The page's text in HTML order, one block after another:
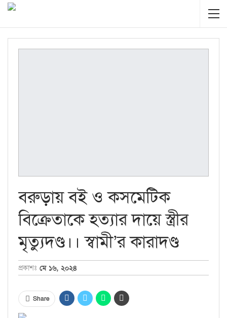
বরুড়ায় বই ও কসমেটিক
বিক্রেতাকে হত্যার দায়ে স্ত্রীর
মৃত্যুদণ্ড।। স্বামী’র কারাদণ্ড
প্রকাশঃ মে ১৬, ২০২৪
Share